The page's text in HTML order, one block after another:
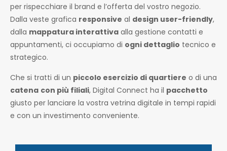
per rispecchiare il brand e l’offerta del vostro negozio.
Dalla veste grafica responsive al design user-friendly,
dalla mappatura interattiva alla gestione contatti e
appuntamenti, ci occupiamo di ogni dettaglio tecnico e
strategico.
Che si tratti di un piccolo esercizio di quartiere o di una
catena con più filiali, Digital Connect ha il pacchetto
giusto per lanciare la vostra vetrina digitale in tempi rapidi
e con un investimento conveniente.